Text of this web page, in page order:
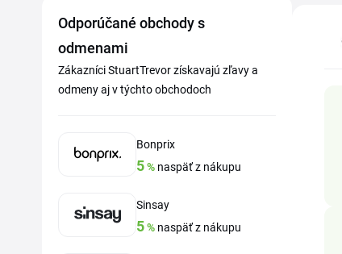
Odporúčané obchody s
odmenami
Zákazníci StuartTrevor získavajú zľavy a
odmeny aj v týchto obchodoch
Bonprix
5% naspäť z nákupu
Sinsay
5% naspäť z nákupu